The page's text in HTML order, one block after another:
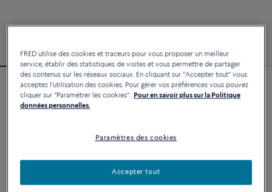
Bracelet Force 10
2 840 €
FRED utilise des cookies et traceurs pour vous proposer un meilleur
service, établir des statistiques de visites et vous permettre de partager
des contenus sur les réseaux sociaux. En cliquant sur "Accepter tout" vous
acceptez l'utilisation des cookies. Pour gérer vos préférences vous pouvez
cliquer sur "Paramétrer les cookies". Pour en savoir plus sur la Politique
données personnelles.
Paramètres des cookies
Accepter tout